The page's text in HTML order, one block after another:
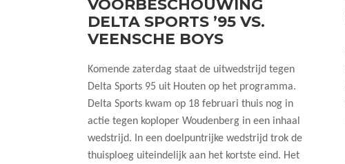
VOORBESCHOUWING
DELTA SPORTS ’95 VS.
VEENSCHE BOYS
Komende zaterdag staat de uitwedstrijd tegen
Delta Sports 95 uit Houten op het programma.
Delta Sports kwam op 18 februari thuis nog in
actie tegen koploper Woudenberg in een inhaal
wedstrijd. In een doelpuntrijke wedstrijd trok de
thuisploeg uiteindelijk aan het kortste eind. Het